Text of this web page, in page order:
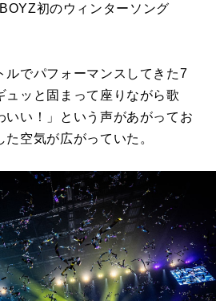
初のウィンターソング
ルでパフォーマンスしてきた7
ュッと固まって座りながら歌
いい！」という声があがってお
空気が広がっていた。